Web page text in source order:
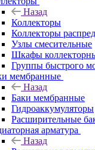
Назад
Коллекторы
Коллекторы
Узлы смесительные
Шкафы
Группы быстрого
мембранные
Назад
Баки мембранные
Гидроаккумуляторы
Расширительные
арматура
Назад